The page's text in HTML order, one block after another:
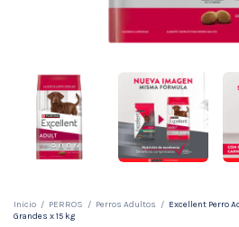
Inicio / PERROS / Perros Adultos / Excellent Perro
Grandes x 15 kg